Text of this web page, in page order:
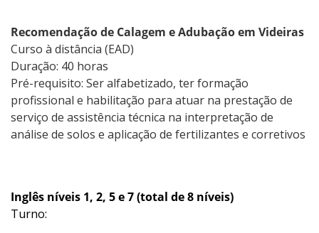
Recomendação de Calagem e Adubação em Videiras
Curso à distância (EAD)
Duração: 40 horas
Pré-requisito: Ser alfabetizado, ter formação
profissional e habilitação para atuar na prestação de
serviço de assistência técnica na interpretação de
análise de solos e aplicação de fertilizantes e corretivos
Inglês níveis 1, 2, 5 e 7 (total de 8 níveis)
Turno: